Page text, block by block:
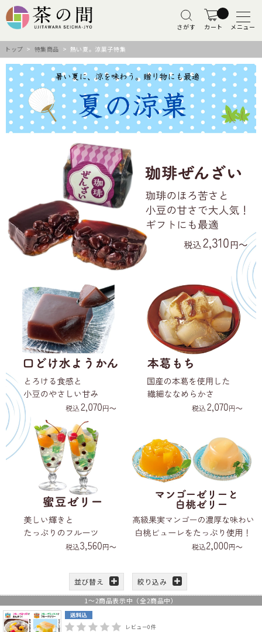
さがす カート メニュー
トップ > 特集商品 > 熱い夏。涼菓子特集
並び替え 絞り込み
1 ～2商品表示中（全2商品中）
レビュー0件